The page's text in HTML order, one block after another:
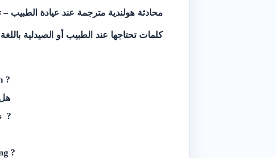
محادثة هولندية مترجمة عند عيادة الطبيب –
كلمات تحتاجها عند الطبيب أو الصيدلية باللغة
? het is te groot / te klein
? heeft u iets goedkopers
? waar is de kinderafdeling